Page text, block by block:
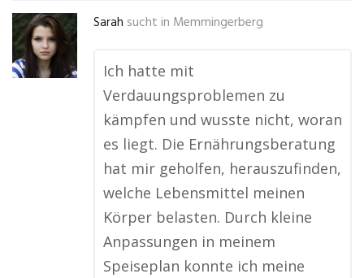
Sarah sucht in Memmingerberg
Ich hatte mit
Verdauungsproblemen zu
kämpfen und wusste nicht, woran
es liegt. Die Ernährungsberatung
hat mir geholfen, herauszufinden,
welche Lebensmittel meinen
Körper belasten. Durch kleine
Anpassungen in meinem
Speiseplan konnte ich meine